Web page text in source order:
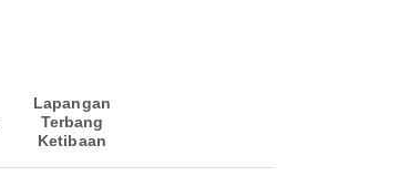
Lapangan
Terbang
Ketibaan